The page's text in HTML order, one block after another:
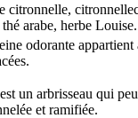
citronnelle,
arabe, herbe Louise.
odorante appartient
un arbrisseau qui
et ramifiée.